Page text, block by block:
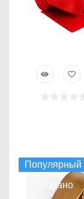
Популярный
Продано